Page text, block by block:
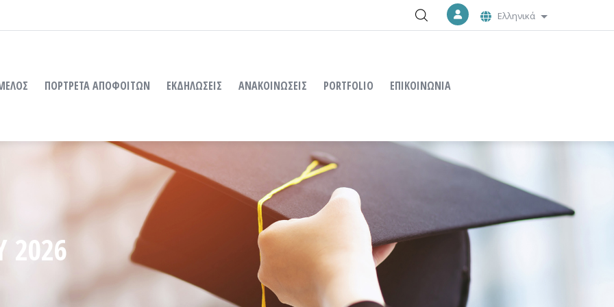
Ελληνικά Λίστα
ΠΟΡΤΡΕΤΑ ΑΠΟΦΟΙΤΩΝ ΕΚΔΗΛΩΣΕΙΣ ΑΝΑΚΟΙΝΩΣΕΙΣ PORTFOLIO ΕΠΙΚΟΙΝΩΝΙΑ
2026